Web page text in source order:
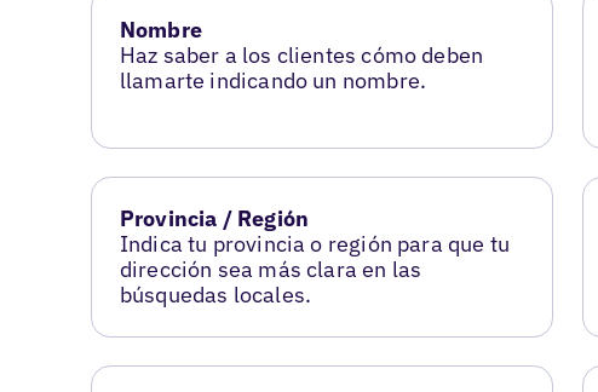
Nombre
Haz saber a los clientes cómo deben
llamarte indicando un nombre.
Provincia / Región
Indica tu provincia o región para que tu
dirección sea más clara en las
búsquedas locales.